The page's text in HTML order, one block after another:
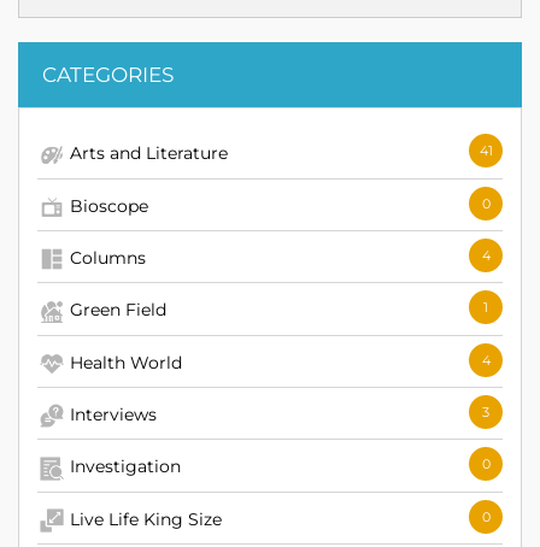
CATEGORIES
Arts and Literature 41
Bioscope 0
Columns 4
Green Field 1
Health World 4
Interviews 3
Investigation 0
Live Life King Size 0